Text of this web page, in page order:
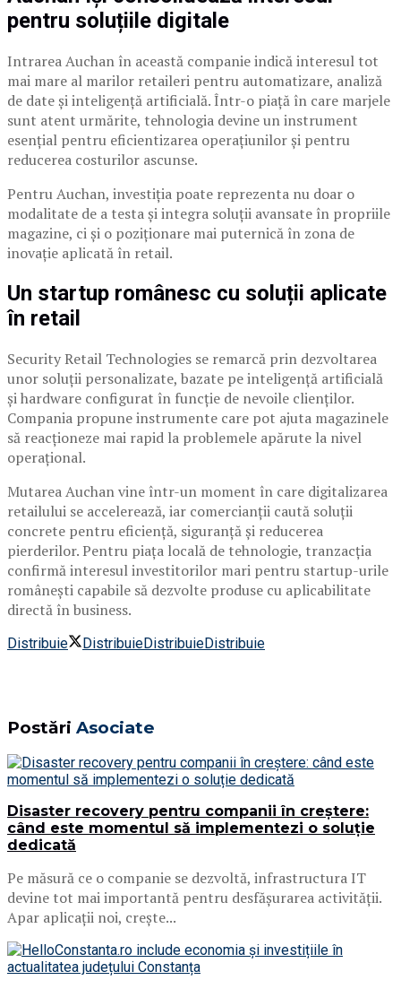
pentru soluțiile digitale
Intrarea Auchan în această companie indică interesul tot
mai mare al marilor retaileri pentru automatizare, analiză
de date și inteligență artificială. Într-o piață în care marjele
sunt atent urmărite, tehnologia devine un instrument
esențial pentru eficientizarea operațiunilor și pentru
reducerea costurilor ascunse.
Pentru Auchan, investiția poate reprezenta nu doar o
modalitate de a testa și integra soluții avansate în propriile
magazine, ci și o poziționare mai puternică în zona de
inovație aplicată în retail.
Un startup românesc cu soluții aplicate
în retail
Security Retail Technologies se remarcă prin dezvoltarea
unor soluții personalizate, bazate pe inteligență artificială
și hardware configurat în funcție de nevoile clienților.
Compania propune instrumente care pot ajuta magazinele
să reacționeze mai rapid la problemele apărute la nivel
operațional.
Mutarea Auchan vine într-un moment în care digitalizarea
retailului se accelerează, iar comercianții caută soluții
concrete pentru eficiență, siguranță și reducerea
pierderilor. Pentru piața locală de tehnologie, tranzacția
confirmă interesul investitorilor mari pentru startup-urile
românești capabile să dezvolte produse cu aplicabilitate
directă în business.
Distribuie DistribuieDistribuieDistribuie
Postări Asociate
Disaster recovery pentru companii în creștere:
când este momentul să implementezi o soluție
dedicată
Pe măsură ce o companie se dezvoltă, infrastructura IT
devine tot mai importantă pentru desfășurarea activității.
Apar aplicații noi, crește...